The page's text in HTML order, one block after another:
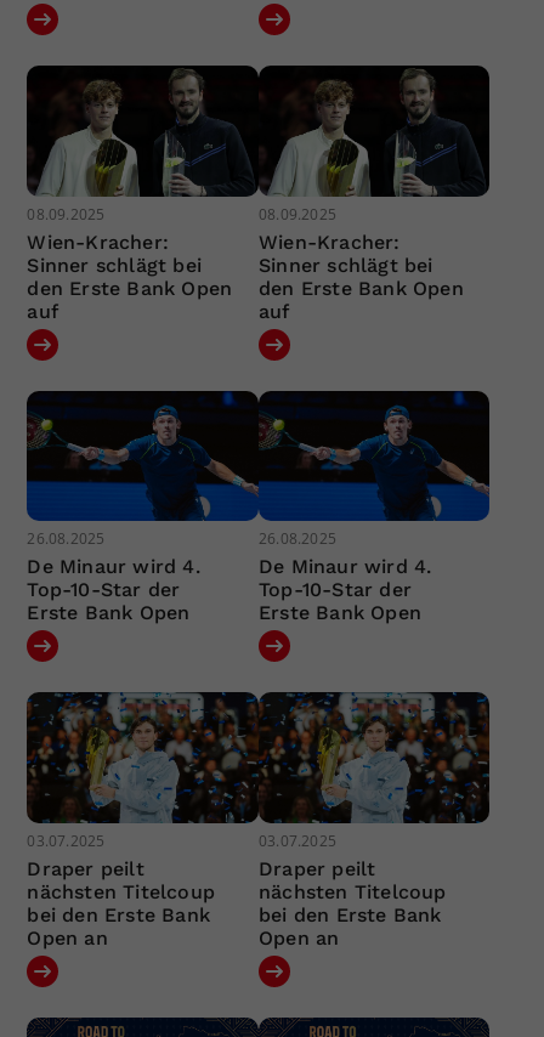
08.09.2025
Wien-Kracher:
Sinner schlägt bei
den Erste Bank Open
auf
08.09.2025
Wien-Kracher:
Sinner schlägt bei
den Erste Bank Open
auf
26.08.2025
De Minaur wird 4.
Top-10-Star der
Erste Bank Open
26.08.2025
De Minaur wird 4.
Top-10-Star der
Erste Bank Open
03.07.2025
Draper peilt
nächsten Titelcoup
bei den Erste Bank
Open an
03.07.2025
Draper peilt
nächsten Titelcoup
bei den Erste Bank
Open an